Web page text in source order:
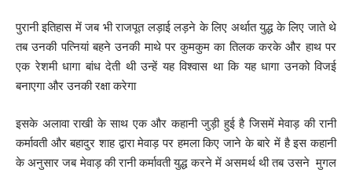
पुरानी इतिहास में जब भी राजपूत लड़ाई लड़ने के लिए अर्थात युद्ध के लिए जाते थे
तब उनकी पत्नियां बहने उनकी माथे पर कुमकुम का तिलक करके और हाथ पर
एक रेशमी धागा बांध देती थी उन्हें यह विश्वास था कि यह धागा उनको विजई
बनाएगा और उनकी रक्षा करेगा
इसके अलावा राखी के साथ एक और कहानी जुड़ी हुई है जिसमें मेवाड़ की रानी
कर्मावती और बहादुर शाह द्वारा मेवाड़ पर हमला किए जाने के बारे में है इस कहानी
के अनुसार जब मेवाड़ की रानी कर्मावती युद्ध करने में असमर्थ थी तब उसने मुगल